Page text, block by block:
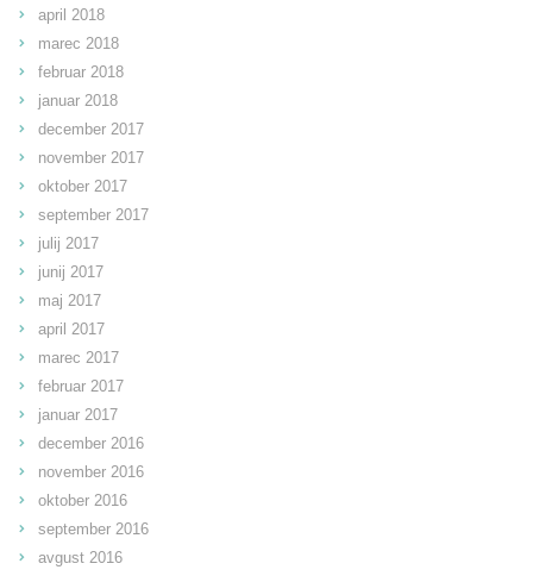
april 2018
marec 2018
februar 2018
januar 2018
december 2017
november 2017
oktober 2017
september 2017
julij 2017
junij 2017
maj 2017
april 2017
marec 2017
februar 2017
januar 2017
december 2016
november 2016
oktober 2016
september 2016
avgust 2016